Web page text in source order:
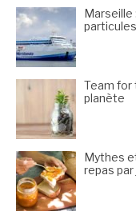
Team for
planète
Mythes
repas par